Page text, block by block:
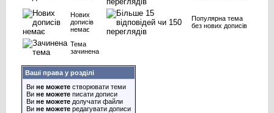
Нових
дописів
немає
Популярна тема
без нових дописів
Тема
зачинена
Ваші права у розділі
Ви не можете створювати теми
Ви не можете писати дописи
Ви не можете долучати файли
Ви не можете редагувати дописи